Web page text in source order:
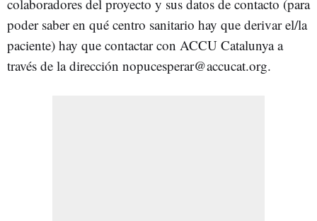
colaboradores del proyecto y sus datos de contacto (para
poder saber en qué centro sanitario hay que derivar el/la
paciente) hay que contactar con ACCU Catalunya a
través de la dirección nopucesperar@accucat.org.